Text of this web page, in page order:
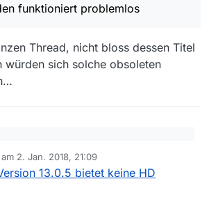
funktioniert problemlos
Thread, nicht bloss dessen Titel
würden sich solche obsoleten
für HD-Downloads, aber
funktioniert problemlos
ganzen Thread, nicht bloss dessen Titel
dann würden sich solche obsoleten
2. Jan. 2018, 21:09
von
13.0.5 bietet keine HD